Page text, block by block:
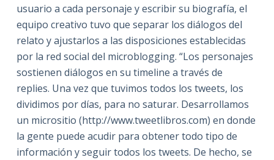
usuario a cada personaje y escribir su biografía, el
equipo creativo tuvo que separar los diálogos del
relato y ajustarlos a las disposiciones establecidas
por la red social del microblogging. “Los personajes
sostienen diálogos en su timeline a través de
replies. Una vez que tuvimos todos los tweets, los
dividimos por días, para no saturar. Desarrollamos
un micrositio (http://www.tweetlibros.com) en donde
la gente puede acudir para obtener todo tipo de
información y seguir todos los tweets. De hecho, se